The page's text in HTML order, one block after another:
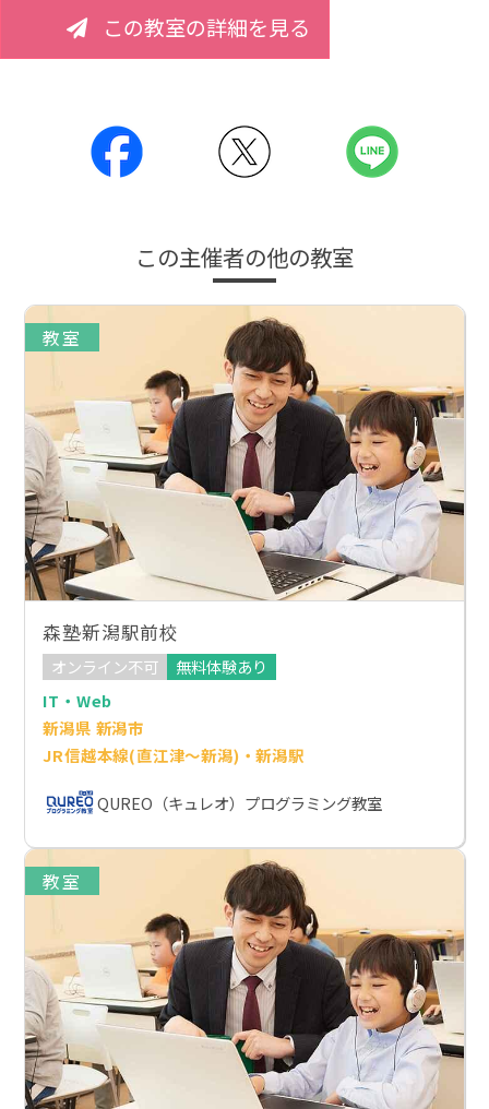
この教室の詳細を見る
この主催者の他の教室
教室
森塾新潟駅前校
オンライン不可
無料体験あり
IT・Web
新潟県 新潟市
JR信越本線(直江津～新潟)・新潟駅
QUREO（キュレオ）プログラミング教室
教室